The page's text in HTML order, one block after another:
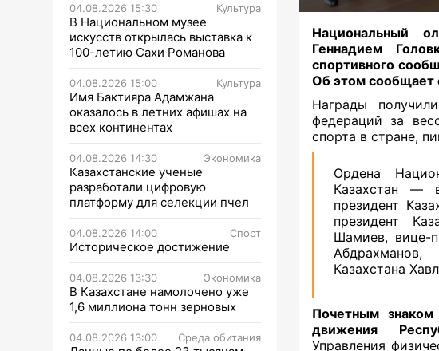
04.08.2026 15:30 Культура
В Национальном музее
искусств открылась выставка к
100-летию Сахи Романова
04.08.2026 15:00 Культура
Имя Бактияра Адамжана
оказалось в летних афишах на
всех континентах
04.08.2026 14:30 Экономика
Казахстанские ученые
разработали цифровую
платформу для селекции пчел
04.08.2026 14:00 Спорт
Историческое достижение
04.08.2026 13:30 Экономика
В Казахстане намолочено уже
1,6 миллиона тонн зерновых
04.08.2026 13:00 Среда обитания
Национальный
Геннадием
спортивного
Об этом сообщает
Награды
федераций за
спорта в стране,
Ордена
Казахстан —
президент
президент
Шамиев, вице-
Казахстана
Почетным
движения
Управления